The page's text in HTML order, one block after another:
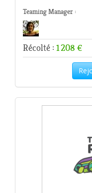
Teaming Manager :
Récolté : 1 208 €